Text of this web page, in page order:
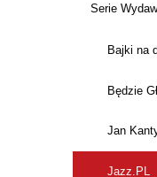
Serie
Bajki na
Będzie
Jan
Jazz.PL